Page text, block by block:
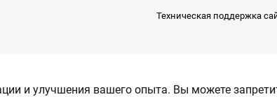
Техническая поддержка
и улучшения вашего опыта. Вы можете